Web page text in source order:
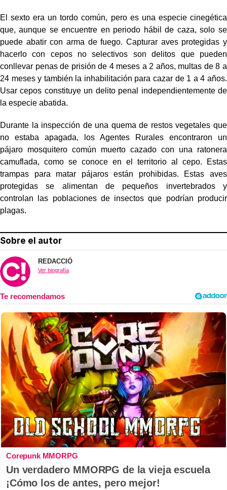
El sexto era un tordo común, pero es una especie cinegética
que, aunque se encuentre en periodo hábil de caza, solo se
puede abatir con arma de fuego. Capturar aves protegidas y
hacerlo con cepos no selectivos son delitos que pueden
conllevar penas de prisión de 4 meses a 2 años, multas de 8 a
24 meses y también la inhabilitación para cazar de 1 a 4 años.
Usar cepos constituye un delito penal independientemente de
la especie abatida.
Durante la inspección de una quema de restos vegetales que
no estaba apagada, los Agentes Rurales encontraron un
pájaro mosquitero común muerto cazado con una ratonera
camuflada, como se conoce en el territorio al cepo. Estas
trampas para matar pájaros están prohibidas. Estas aves
protegidas se alimentan de pequeños invertebrados y
controlan las poblaciones de insectos que podrían producir
plagas.
Sobre el autor
REDACCIÓ
Ver biografía
Corepunk MMORPG
Un verdadero MMORPG de la vieja escuela
¡Cómo los de antes, pero mejor!